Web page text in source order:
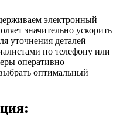
электронный
значительно ускорить
уточнения деталей
по телефону или
оперативно
оптимальный